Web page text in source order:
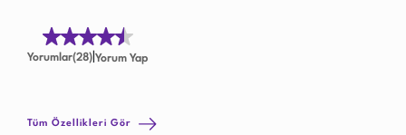
Yorumlar(28) Yorum Yap
Tüm Özellikleri Gör